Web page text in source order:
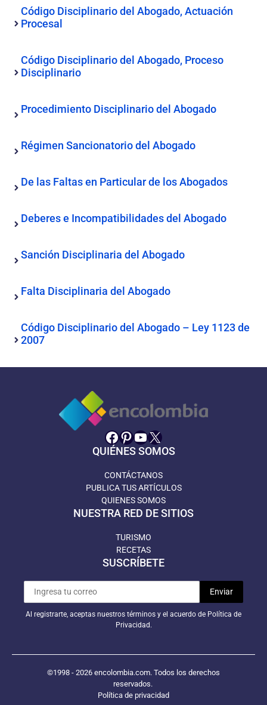
Código Disciplinario del Abogado, Actuación
Procesal
Código Disciplinario del Abogado, Proceso
Disciplinario
Procedimiento Disciplinario del Abogado
Régimen Sancionatorio del Abogado
De las Faltas en Particular de los Abogados
Deberes e Incompatibilidades del Abogado
Sanción Disciplinaria del Abogado
Falta Disciplinaria del Abogado
Código Disciplinario del Abogado – Ley 1123 de
2007
Facebook
Pinterest
YouTube
X
QUIÉNES SOMOS
CONTÁCTANOS
PUBLICA TUS ARTÍCULOS
QUIENES SOMOS
NUESTRA RED DE SITIOS
TURISMO
RECETAS
SUSCRÍBETE
Al registrarte, aceptas nuestros términos y el acuerdo de Política de
Privacidad.
©1998 - 2026 encolombia.com. Todos los derechos
reservados.
Política de privacidad